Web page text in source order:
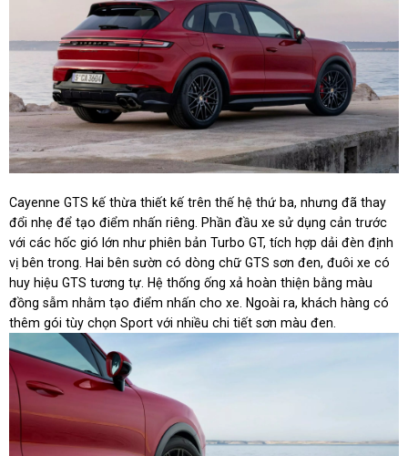
Cayenne GTS kế thừa thiết kế trên thế hệ thứ ba, nhưng đã thay
đổi nhẹ để tạo điểm nhấn riêng. Phần đầu xe sử dụng cản trước
với các hốc gió lớn như phiên bản Turbo GT, tích hợp dải đèn định
vị bên trong. Hai bên sườn có dòng chữ GTS sơn đen, đuôi xe có
huy hiệu GTS tương tự. Hệ thống ống xả hoàn thiện bằng màu
đồng sẫm nhằm tạo điểm nhấn cho xe. Ngoài ra, khách hàng có
thêm gói tùy chọn Sport với nhiều chi tiết sơn màu đen.